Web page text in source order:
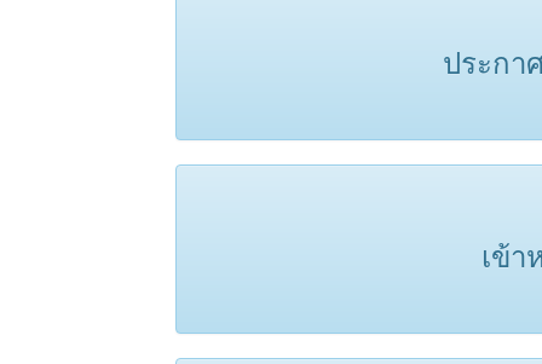
ประกา
เข้า